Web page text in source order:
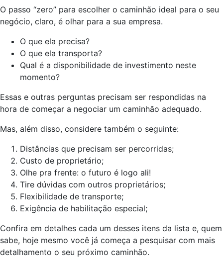
O passo “zero” para escolher o caminhão ideal para o seu
negócio, claro, é olhar para a sua empresa.
O que ela precisa?
O que ela transporta?
Qual é a disponibilidade de investimento neste
momento?
Essas e outras perguntas precisam ser respondidas na
hora de começar a negociar um caminhão adequado.
Mas, além disso, considere também o seguinte:
Distâncias que precisam ser percorridas;
Custo de proprietário;
Olhe pra frente: o futuro é logo ali!
Tire dúvidas com outros proprietários;
Flexibilidade de transporte;
Exigência de habilitação especial;
Confira em detalhes cada um desses itens da lista e, quem
sabe, hoje mesmo você já começa a pesquisar com mais
detalhamento o seu próximo caminhão.